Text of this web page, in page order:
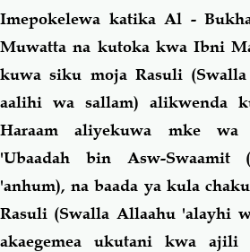
Imepokelewa katika Al -
Muwatta na kutoka kwa Ibni
kuwa siku moja Rasuli
aalihi wa sallam) alikwenda
Haraam aliyekuwa mke wa
'Ubaadah bin Asw-Swaamit
'anhum), na baada ya kula
Rasuli (Swalla Allaahu 'alayhi
akaegemea ukutani kwa